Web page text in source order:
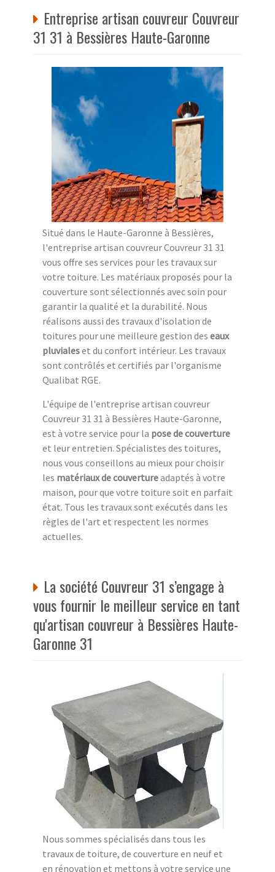
Entreprise artisan couvreur Couvreur
31 31 à Bessières Haute-Garonne
Situé dans le Haute-Garonne à Bessières,
l'entreprise artisan couvreur Couvreur 31 31
vous offre ses services pour les travaux sur
votre toiture. Les matériaux proposés pour la
couverture sont sélectionnés avec soin pour
garantir la qualité et la durabilité. Nous
réalisons aussi des travaux d'isolation de
toitures pour une meilleure gestion des eaux
pluvialeset du confort intérieur. Les travaux
sont contrôlés et certifiés par l'organisme
Qualibat RGE.
L'équipe de l'entreprise artisan couvreur
Couvreur 31 31 à Bessières Haute-Garonne,
est à votre service pour la pose de couverture
et leur entretien. Spécialistes des toitures,
nous vous conseillons au mieux pour choisir
les matériaux de couvertureadaptés à votre
maison, pour que votre toiture soit en parfait
état. Tous les travaux sont exécutés dans les
règles de l'art et respectent les normes
actuelles.
La société Couvreur 31 s’engage à
vous fournir le meilleur service en tant
qu'artisan couvreur à Bessières Haute-
Garonne 31
Nous sommes spécialisés dans tous les
travaux de toiture, de couverture en neuf et
en rénovation et mettons à votre service une